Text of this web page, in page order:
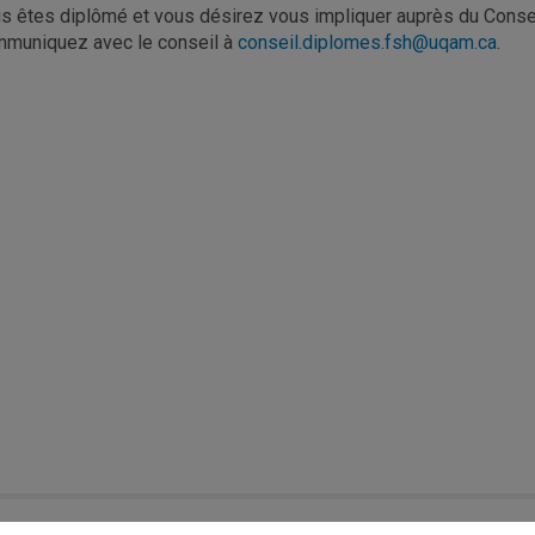
êtes diplômé et vous désirez vous impliquer auprès du
avec le conseil à conseil.diplomes.fsh@uqam.ca.